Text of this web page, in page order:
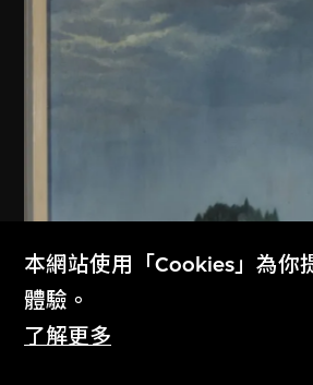
本網站使用「Cookies」為你
體驗。
了解更多